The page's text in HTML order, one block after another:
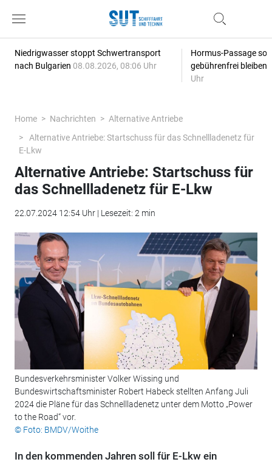
Niedrigwasser stoppt Schwertransport
nach Bulgarien 08.08.2026, 08:06 Uhr
Hormus-Passage
gebührenfrei bleiben
Uhr
Home Nachrichten
Alternative Antriebe
Alternative Antriebe: Startschuss für das Schnellladenetz für
E-Lkw
Alternative Antriebe: Startschuss für
das Schnellladenetz für E-Lkw
22.07.2024 12:54 Uhr | Lesezeit: 2 min
Bundesverkehrsminister Volker Wissing und
Bundeswirtschaftsminister Robert Habeck stellten Anfang Juli
2024 die Pläne für das Schnellladenetz unter dem Motto „Power
to the Road“ vor.
© Foto: BMDV/Woithe
In den kommenden Jahren soll für E-Lkw ein